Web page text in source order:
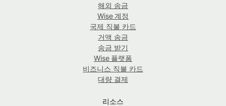
해외 송금
Wise 계정
국제 직불 카드
거액 송금
송금 받기
Wise 플랫폼
비즈니스 직불 카드
대량 결제
리소스